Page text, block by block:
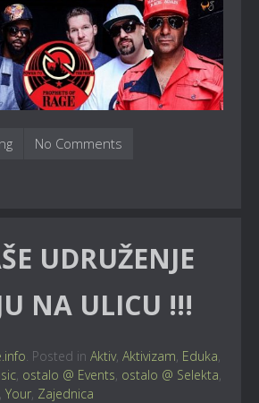
No Comments
UDRUŽENJE
NA ULICU !!!
. Posted in Aktiv, Aktivizam, Eduka,
, ostalo @ Events, ostalo @ Selekta,
, Your, Zajednica